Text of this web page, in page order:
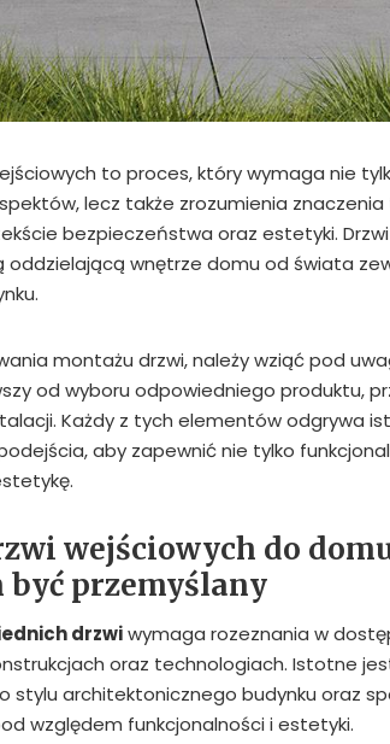
to proces, który wymaga nie
lecz także zrozumienia
bezpieczeństwa oraz estetyki.
oddzielającą wnętrze domu od świata
montażu drzwi, należy wziąć pod
od wyboru odpowiedniego produktu,
Każdy z tych elementów odgrywa
aby zapewnić nie tylko
wejściowych do
być przemyślany
drzwiwymaga rozeznania w
oraz technologiach. Istotne
stylu architektonicznego budynku oraz
względem funkcjonalności i estetyki.